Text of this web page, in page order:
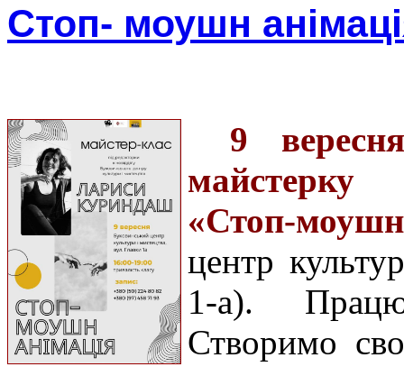
Стоп- моушн
9
майстерку
«Стоп-
центр
1-а).
Створимо